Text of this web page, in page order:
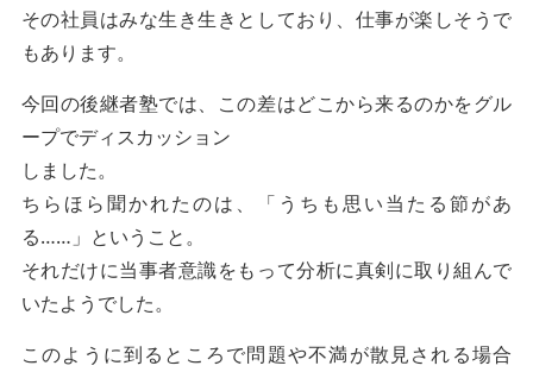
その社員はみな生き生きとしており、仕事が楽しそうで
もあります。
今回の後継者塾では、この差はどこから来るのかをグル
ープでディスカッション
しました。
ちらほら聞かれたのは、「うちも思い当たる節があ
る……」ということ。
それだけに当事者意識をもって分析に真剣に取り組んで
いたようでした。
このように到るところで問題や不満が散見される場合